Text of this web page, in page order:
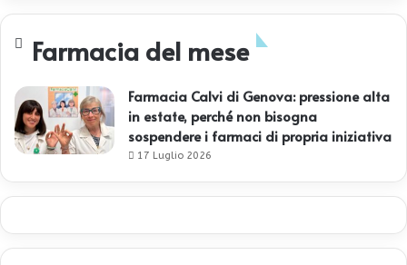
Farmacia del mese
Farmacia Calvi di Genova: pressione alta
in estate, perché non bisogna
sospendere i farmaci di propria iniziativa
17 Luglio 2026